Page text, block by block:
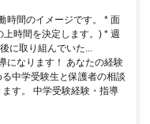
時間のイメージです。 * 面
時間を決定します。) * 週
に取り組んでいた...
になります！ あなたの経験
中学受験生と保護者の相談
す。 中学受験経験・指導